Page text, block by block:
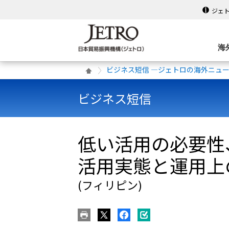
ジェ
海
ビジネス短信 ―ジェトロの海外ニュ
ビジネス短信
低い活用の必要
活用実態と運用
(フィリピン)